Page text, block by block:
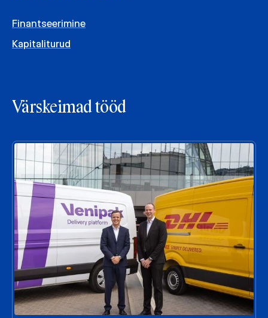
Finantseerimine
Kapitaliturud
Värskeimad tööd